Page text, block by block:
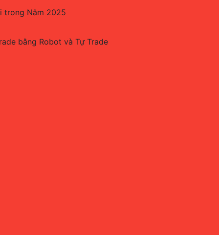
trong Năm 2025
bằng Robot và Tự Trade